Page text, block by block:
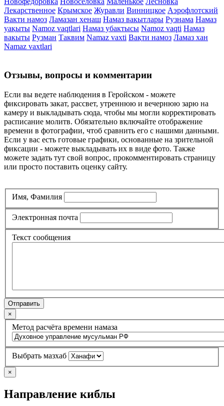
Лекарственное Крымское Журавли Винницкое Аэрофлотский
Вакти намоз Ламазан хенаш Намаз вакытлары Рузнама Намаз
уақыты Namoz vaqtlari Намаз убактысы Namoz vaqti Намаз
вакыты Рузман Таквим Namaz vaxti Вақти намоз Ламаз хан
Namaz vaxtlari
Отзывы, вопросы и комментарии
Если вы ведете наблюдения в Геройском - можете
фиксировать закат, рассвет, утреннюю и вечернюю зарю на
камеру и выкладывать сюда, чтобы мы могли корректировать
расписание молитв. Обязательно включайте отображение
времени в фотографии, чтоб сравнить его с нашими данными.
Если у вас есть готовые графики, основанные на зрительной
фиксации - можете выкладывать их в виде фото. Также
можете задать тут свой вопрос, прокомментировать страницу
или просто поставить оценку сайту.
Имя, Фамилия
Электронная почта
Текст сообщения
Отправить
×
Метод расчёта времени намаза
Выбрать мазхаб
×
Направление киблы